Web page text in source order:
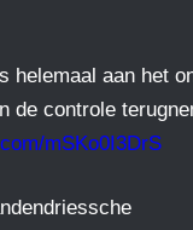
helemaal aan het
de controle
mSKo0I3DrS